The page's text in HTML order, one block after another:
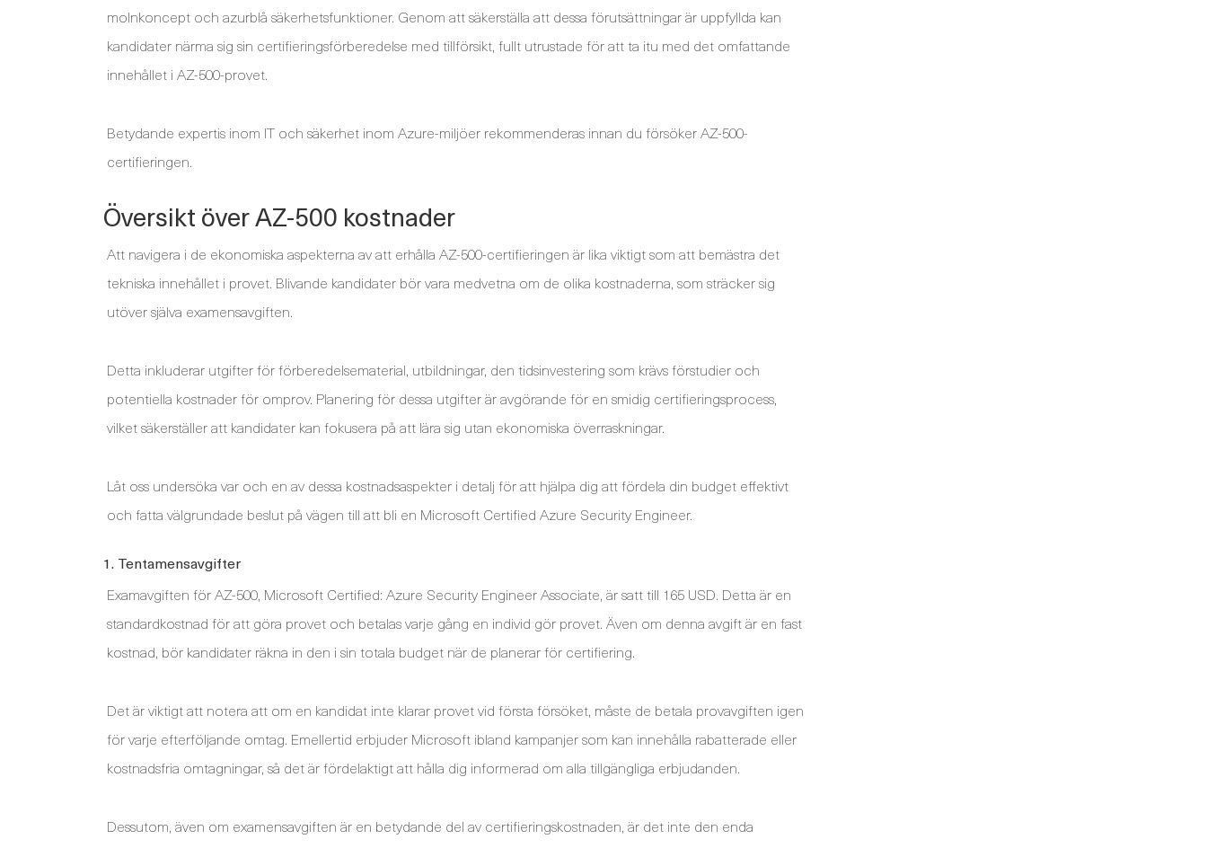
molnkoncept och azurblå säkerhetsfunktioner. Genom att säkerställa att dessa förutsättningar är uppfyllda kan
kandidater närma sig sin certifieringsförberedelse med tillförsikt, fullt utrustade för att ta itu med det omfattande
innehållet i AZ-500-provet.
Betydande expertis inom IT och säkerhet inom Azure-miljöer rekommenderas innan du försöker AZ-500-
certifieringen.
Översikt över AZ-500 kostnader
Att navigera i de ekonomiska aspekterna av att erhålla AZ-500-certifieringen är lika viktigt som att bemästra det
tekniska innehållet i provet. Blivande kandidater bör vara medvetna om de olika kostnaderna, som sträcker sig
utöver själva examensavgiften.
Detta inkluderar utgifter för förberedelsematerial, utbildningar, den tidsinvestering som krävs förstudier och
potentiella kostnader för omprov. Planering för dessa utgifter är avgörande för en smidig certifieringsprocess,
vilket säkerställer att kandidater kan fokusera på att lära sig utan ekonomiska överraskningar.
Låt oss undersöka var och en av dessa kostnadsaspekter i detalj för att hjälpa dig att fördela din budget effektivt
och fatta välgrundade beslut på vägen till att bli en Microsoft Certified Azure Security Engineer.
1. Tentamensavgifter
Examavgiften för AZ-500, Microsoft Certified: Azure Security Engineer Associate, är satt till 165 USD. Detta är en
standardkostnad för att göra provet och betalas varje gång en individ gör provet. Även om denna avgift är en fast
kostnad, bör kandidater räkna in den i sin totala budget när de planerar för certifiering.
Det är viktigt att notera att om en kandidat inte klarar provet vid första försöket, måste de betala provavgiften igen
för varje efterföljande omtag. Emellertid erbjuder Microsoft ibland kampanjer som kan innehålla rabatterade eller
kostnadsfria omtagningar, så det är fördelaktigt att hålla dig informerad om alla tillgängliga erbjudanden.
Dessutom, även om examensavgiften är en betydande del av certifieringskostnaden, är det inte den enda